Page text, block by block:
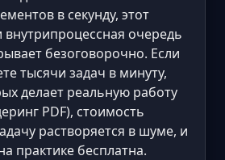
в секунду, этот
очередь
безоговорочно. Если
тысячи задач в минуту,
делает реальную работу
PDF), стоимость
растворяется в шуме, и
практике бесплатна.